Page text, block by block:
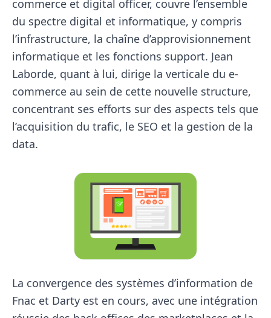
commerce et digital officer, couvre l’ensemble
du spectre digital et informatique, y compris
l’infrastructure, la chaîne d’approvisionnement
informatique et les fonctions support. Jean
Laborde, quant à lui, dirige la verticale du e-
commerce au sein de cette nouvelle structure,
concentrant ses efforts sur des aspects tels que
l’acquisition du trafic, le SEO et la gestion de la
data.
La convergence des systèmes d’information de
Fnac et Darty est en cours, avec une intégration